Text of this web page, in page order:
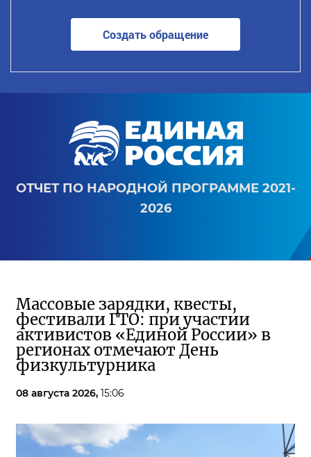
Создать обращение
ОТЧЕТ ПО НАРОДНОЙ ПРОГРАММЕ 2021-
2026
Массовые зарядки, квесты,
фестивали ГТО: при участии
активистов «Единой России» в
регионах отмечают День
физкультурника
08 августа 2026, 15:06